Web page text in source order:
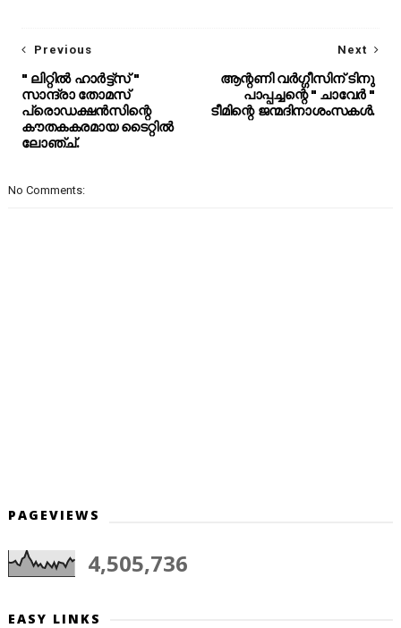
Next
ആന്റണി വർഗ്ഗീസിന് ടിനു
പാപ്പച്ചന്റെ " ചാവേർ "
ടീമിന്റെ ജന്മദിനാശംസകൾ.
Previous
" ലിറ്റിൽ ഹാർട്ട്സ് "
സാന്ദ്രാ തോമസ്
പ്രൊഡക്ഷൻസിന്റെ
കൗതകകരമായ ടൈറ്റിൽ
ലോഞ്ച്.
No Comments:
PAGEVIEWS
4,505,736
EASY LINKS